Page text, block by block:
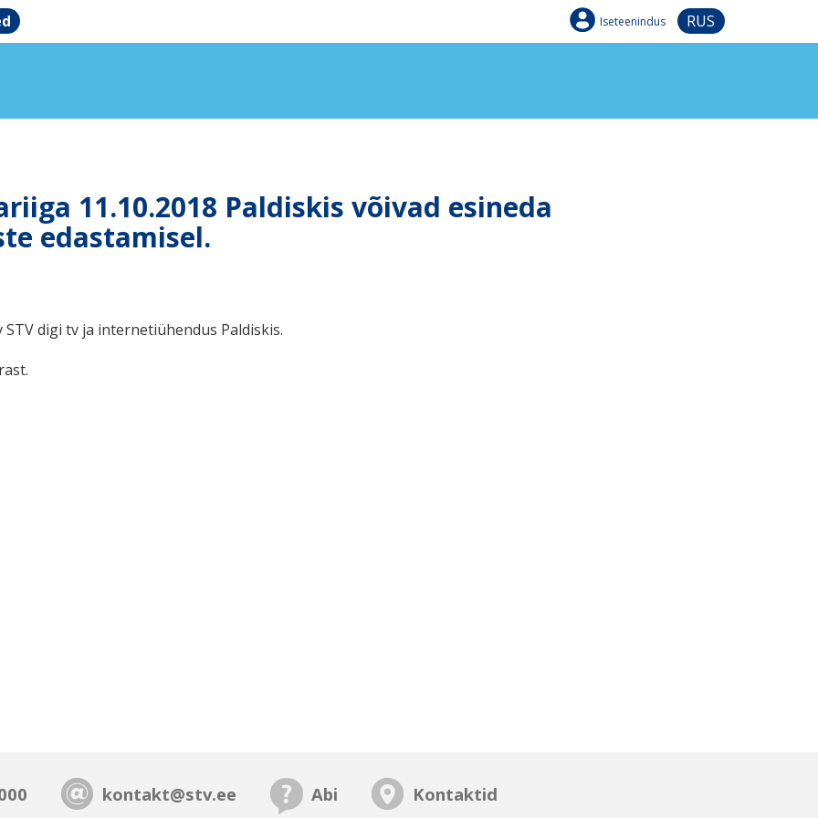
Iseteenindus RUS
11.10.2018 Paldiskis võivad esineda
edastamisel.
digi tv ja internetiühendus Paldiskis.
kontakt@stv.ee Abi Kontaktid